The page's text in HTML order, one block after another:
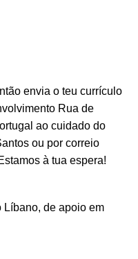
envia o teu currículo
Rua de
ao cuidado do
ou por correio
à tua espera!
Líbano, de apoio em